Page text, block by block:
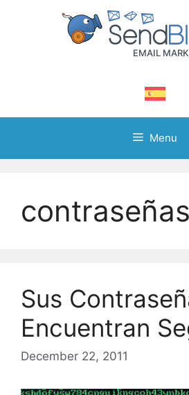
Menu
contraseñas
Sus
Encuentran
December 22, 2011